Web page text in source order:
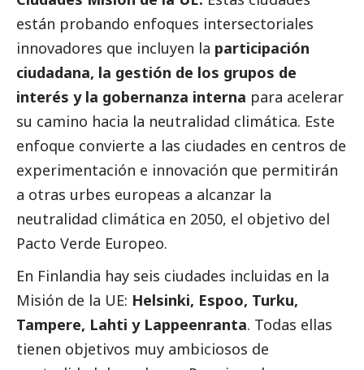
están probando enfoques intersectoriales
innovadores que incluyen la participación
ciudadana, la gestión de los grupos de
interés y la gobernanza interna para acelerar
su camino hacia la neutralidad climática. Este
enfoque convierte a las ciudades en centros de
experimentación e innovación que permitirán
a otras urbes europeas a alcanzar la
neutralidad climática en 2050, el objetivo del
Pacto Verde Europeo.
En Finlandia hay seis ciudades incluidas en la
Misión de la UE: Helsinki, Espoo, Turku,
Tampere, Lahti y Lappeenranta. Todas ellas
tienen objetivos muy ambiciosos de